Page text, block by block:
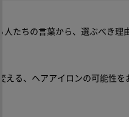
人たちの言葉から、選ぶべき理
る、ヘアアイロンの可能性を